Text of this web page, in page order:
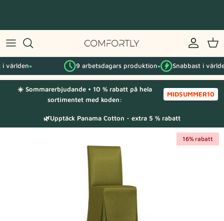
innehåll
Efter IKEA-serie
Efter kategori
Tygprover
● 9 arbetsdagars produktion● Snabbast i världen ●
☀️ Sommarerbjudande • 10 % rabatt på hela
sortimentet med koden:
MIDSUMMER10
🌿Upptäck Panama Cotton - extra 5 % rabatt
16% rabatt